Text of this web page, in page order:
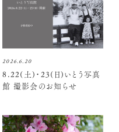
2026.6.20
8.22(土)・23(日)いとう写真
館 撮影会のお知らせ